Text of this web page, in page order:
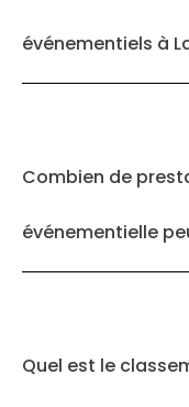
événementiels à
Combien de
événementielle
Quel est le